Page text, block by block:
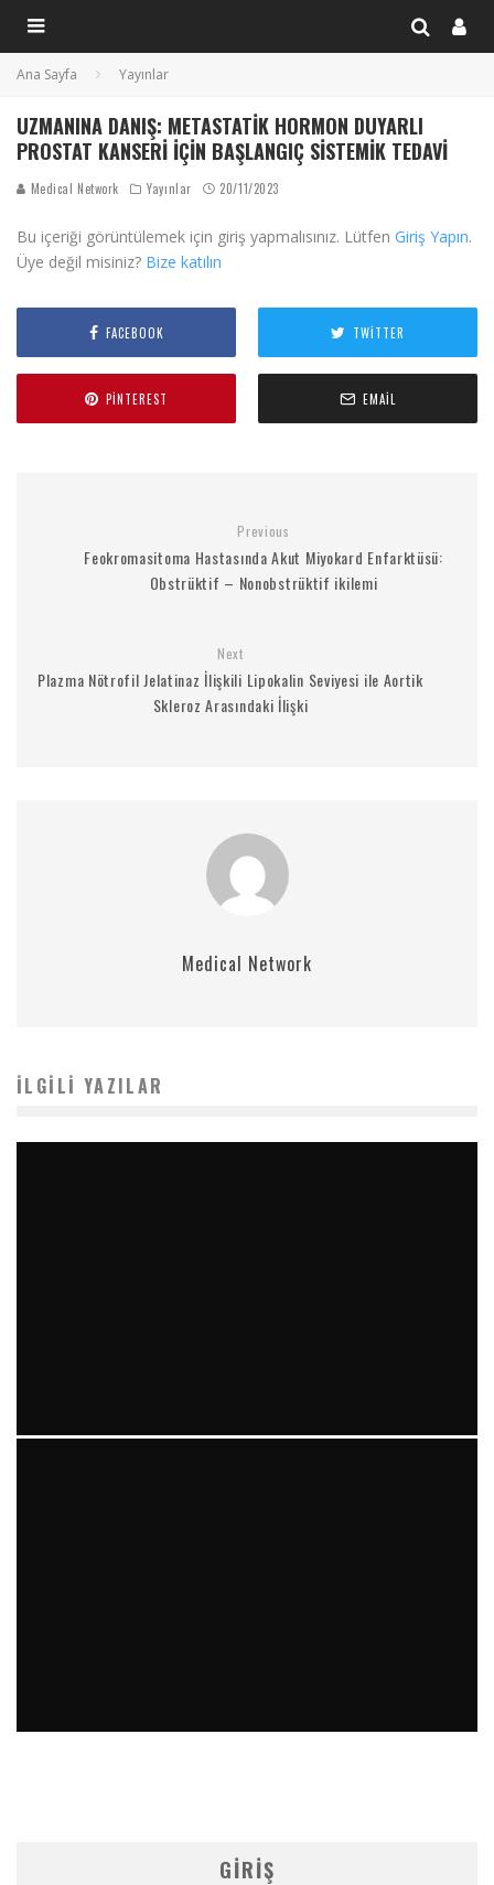
Ana Sayfa Yayınlar
UZMANINA DANIŞ: METASTATIK HORMON DUYARLI
PROSTAT KANSERI İÇIN BAŞLANGIÇ SISTEMIK TEDAVI
Medical Network Yayınlar 20/11/2023
Bu içeriği görüntülemek için giriş yapmalısınız. Lütfen Giriş Yapın.
Üye değil misiniz? Bize katılın
FACEBOOK TWITTER
PINTEREST EMAIL
Previous
Feokromasitoma Hastasında Akut Miyokard Enfarktüsü:
Obstrüktif – Nonobstrüktif ikilemi
Next
Plazma Nötrofil Jelatinaz İlişkili Lipokalin Seviyesi ile Aortik
Skleroz Arasındaki İlişki
Medical Network
İLGILI YAZILAR
GIRIŞ